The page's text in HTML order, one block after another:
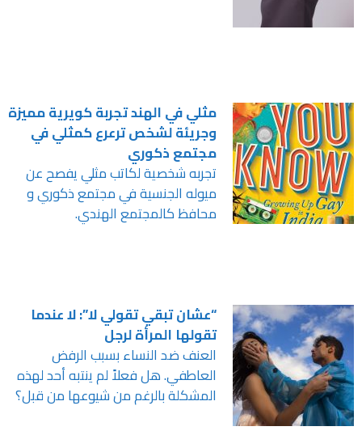
مثلي في الهند تجربة كويرية مميزة
وجريئة لشخص ترعرع كمثلي في
مجتمع ذكوري
تجربه شخصية لكاتب مثلي يفصح عن
ميوله الجنسية في مجتمع ذكوري و
محافظ كالمجتمع الهندي.
“عشان تبقي تقولي لا”: لا عندما
تقولها المرأة لرجل
العنف ضد النساء بسبب الرفض
العاطفي. هل فعلاً لم ينتبه أحد لهذه
المشكلة بالرغم من شيوعها من قبل؟